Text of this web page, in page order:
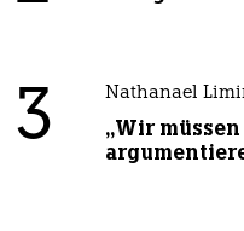
3 Nathanael
„Wir